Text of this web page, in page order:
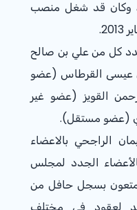
، وكان قد شغل منصب
كل من علي بن صالح
عيسى القرطاس (عضو
القويز (عضو غير
(عضو مستقل).
الراجحي بالاعضاء
الجدد لمجلس
بسجل حافل من